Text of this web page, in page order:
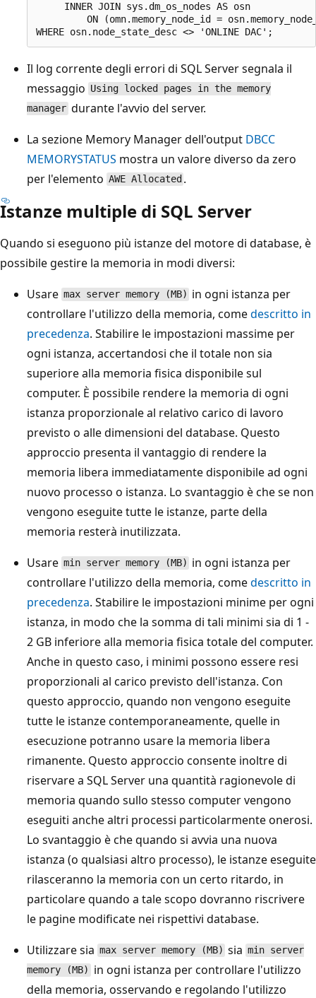
     INNER JOIN sys.dm_os_nodes AS osn
ON (omn.memory_node_id =
Il log corrente degli errori di SQL Server segnala il
messaggio Using locked pages in the memory
manager durante l'avvio del server.
La sezione Memory Manager dell'output DBCC
MEMORYSTATUS mostra un valore diverso da zero
per l'elemento AWE Allocated .
Istanze multiple di SQL Server
Quando si eseguono più istanze del motore di database, è
possibile gestire la memoria in modi diversi:
Usare max server memory (MB) in ogni istanza per
controllare l'utilizzo della memoria, comedescritto in
precedenza. Stabilire le impostazioni massime per
ogni istanza, accertandosi che il totale non sia
superiore alla memoria fisica disponibile sul
computer. È possibile rendere la memoria di ogni
istanza proporzionale al relativo carico di lavoro
previsto o alle dimensioni del database. Questo
approccio presenta il vantaggio di rendere la
memoria libera immediatamente disponibile ad ogni
nuovo processo o istanza. Lo svantaggio è che se non
vengono eseguite tutte le istanze, parte della
memoria resterà inutilizzata.
Usare min server memory (MB) in ogni istanza per
controllare l'utilizzo della memoria, comedescritto in
precedenza. Stabilire le impostazioni minime per ogni
istanza, in modo che la somma di tali minimi sia di 1 -
2 GB inferiore alla memoria fisica totale del computer.
Anche in questo caso, i minimi possono essere resi
proporzionali al carico previsto dell'istanza. Con
questo approccio, quando non vengono eseguite
tutte le istanze contemporaneamente, quelle in
esecuzione potranno usare la memoria libera
rimanente. Questo approccio consente inoltre di
riservare a SQL Server una quantità ragionevole di
memoria quando sullo stesso computer vengono
eseguiti anche altri processi particolarmente onerosi.
Lo svantaggio è che quando si avvia una nuova
istanza (o qualsiasi altro processo), le istanze eseguite
rilasceranno la memoria con un certo ritardo, in
particolare quando a tale scopo dovranno riscrivere
le pagine modificate nei rispettivi database.
Utilizzare sia max server memory (MB) sia min server
memory (MB)
in ogni istanza per controllare l'utilizzo
della memoria, osservando e regolando l'utilizzo